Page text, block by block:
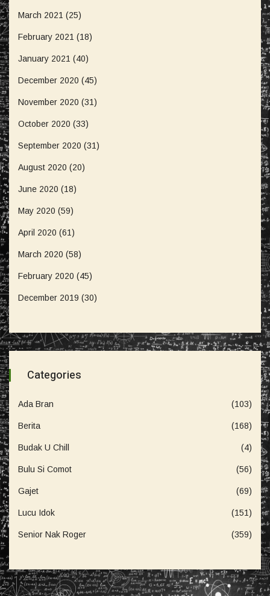
March 2021 (25)
February 2021 (18)
January 2021 (40)
December 2020 (45)
November 2020 (31)
October 2020 (33)
September 2020 (31)
August 2020 (20)
June 2020 (18)
May 2020 (59)
April 2020 (61)
March 2020 (58)
February 2020 (45)
December 2019 (30)
Categories
Ada Bran (103)
Berita (168)
Budak U Chill (4)
Bulu Si Comot (56)
Gajet (69)
Lucu Idok (151)
Senior Nak Roger (359)